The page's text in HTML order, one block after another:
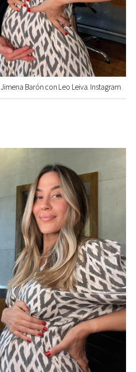
Jimena Barón con Leo Leiva. Instagram